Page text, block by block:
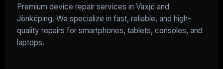
Premium device repair services in Växjö and
Jönköping. We specialize in fast, reliable, and high-
quality repairs for smartphones, tablets, consoles, and
laptops.